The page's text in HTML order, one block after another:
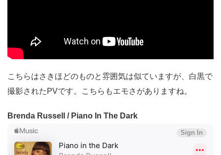
こちらはさきほどのものと雰囲気は似ていますが、白黒で
撮影されたPVです。こちらもエモさがありますね。
Brenda Russell / Piano In The Dark